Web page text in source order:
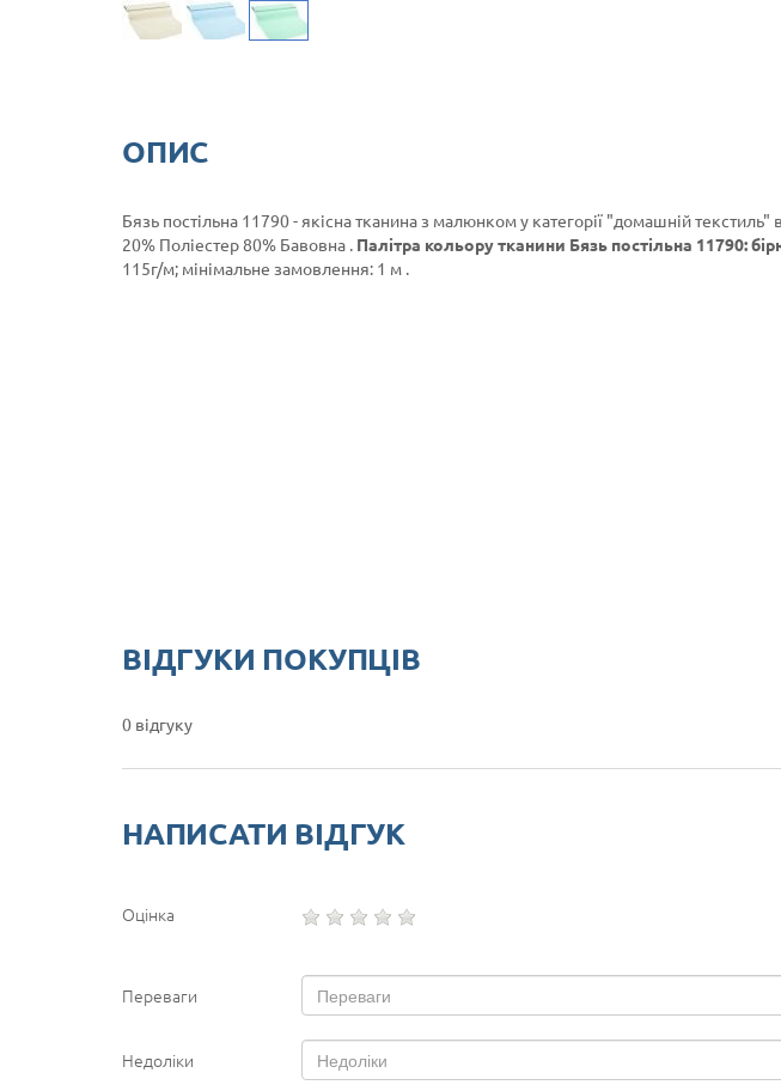
ОПИС
Бязь постільна 11790 - якісна тканина з малюнком у категорії "домашній текстиль"
20% Поліестер 80% Бавовна . Палітра кольору тканини Бязь постільна 11790:
115г/м; мінімальне замовлення: 1 м .
ВІДГУКИ ПОКУПЦІВ
0 відгуку
НАПИСАТИ ВІДГУК
Оцінка
Переваги
Недоліки